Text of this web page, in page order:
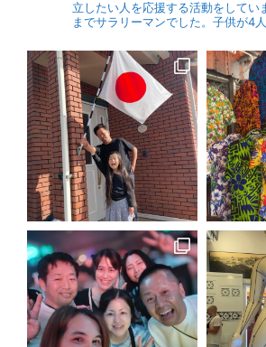
立したい人を応援する活動をしてい
までサラリーマンでした。子供が4人